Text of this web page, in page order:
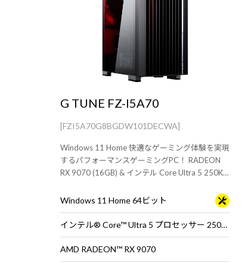
G TUNE FZ-I5A70
[FZI5A70G8BGDW101DECWA]
Windows 11 Home 快適なゲーミング体験を実現
するパフォーマンスゲーミングPC！ RADEON
RX 9070 (16GB) & インテル Core Ultra 5 250K
売りです。
Windows 11 Home 64ビット
インテル® Core™ Ultra 5 プロセッサー 250K Plus
AMD RADEON™ RX 9070